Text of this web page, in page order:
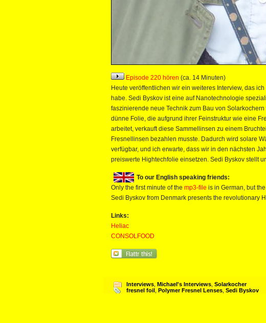
Episode 220 hören (ca. 14 Minuten)
Heute veröffentlichen wir ein weiteres Interview, das
habe. Sedi Byskov ist eine auf Nanotechnologie
faszinierende neue Technik zum Bau von
dünne Folie, die aufgrund ihrer Feinstruktur wie eine
arbeitet, verkauft diese Sammellinsen zu einem
Fresnellinsen bezahlen musste. Dadurch wird solare
verfügbar, und ich erwarte, dass wir in den nächsten
preiswerte Hightechfolie einsetzen. Sedi Byskov stellt
To our English speaking friends:
Only the first minute of the mp3-file is in German, but
Sedi Byskov from Denmark presents the revolutionary
Links:
Heliac
CONSOLFOOD
Interviews Michael's Interviews Solarkocher
fresnel foil Polymer Fresnel Lenses Sedi Byskov